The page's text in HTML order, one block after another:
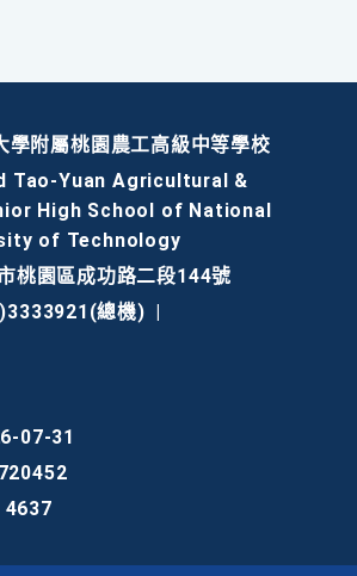
學附屬桃園農工高級中等學校
Tao-Yuan Agricultural &
High School of National
of Technology
桃園區成功路二段144號
總機)
07-31
4637